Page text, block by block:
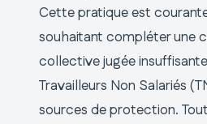
Cette pratique est
souhaitant compléter une
collective jugée
Travailleurs Non Salariés
sources de protection.